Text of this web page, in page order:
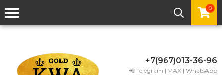
0
+7(967)013-36-96
📲 Telegram | MAX | WhatsApp